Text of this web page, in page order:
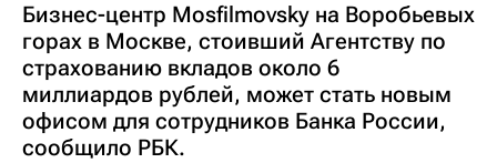
Бизнес-центр Mosfilmovsky на Воробьевых
горах в Москве, стоивший Агентству по
страхованию вкладов около 6
миллиардов рублей, может стать новым
офисом для сотрудников Банка России,
сообщило РБК.